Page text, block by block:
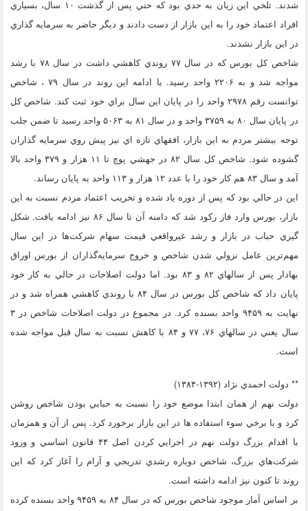
شدند. تلخي اين زيان به حدي بود كه حتي پس از گذشت ۱۰ سال، بسياري
افراد اعتماد خود را به اين بازار از دست دادند و ديگر حاضر به سرمايه گذاري
در اين بازار نشدند.
شاخص كل بورس كه در سال ۷۷ روندي كاهشي داشت در سال ۷۸ با رشد
مواجه شد و به ۲۲۰۶ واحد رسيد. با ادامه اين روند در سال ۷۹ ، شاخص
توانست رقم ۲۹۷۸ واحد را در پايان اين سال براي خود ثبت كند. شاخص كل
در پايان سال ۸۰ به ۳۷۵۹ واحد و در سال ۸۱ به ۵۰۶۳ واحد رسيد تا ضمن جلب
توجه بيشتر مردم به اين بازار، افقهاي تازه اي نيز پيش روي سرمايه گذاران
گشوده شود. شاخص كل سال ۸۲ در جهشي پوچ تا ۱۱ هزار و ۳۷۹ واحد بالا
آمد و سال ۸۳ هم كار خود را با عدد ۱۲ هزار و ۱۱۳ واحد به پايان رساند.
اين در حالي بود كه پس از دوره ياد شده و تخريب اعتماد مردم نسبت به اين
بازار، بورس وارد فاز ركود شد كه دامنه آن تا سال ۸۶ نيز ادامه يافت. شكل
گيري حباب در بازار و رشد غيرواقعي قيمت‌ سهام شركت‌ها در اين سال
مهم‌ترين عامل نزولي شدن شاخص و خروج سرمايه‌گذاران از بورس اوراق
بهادار پس از سالهاي ۸۲ و ۸۳ بود. اما دولت اصلاحات در حالي به كار خود
پايان داد كه شاخص كل بورس در سال ۸۴ با روندي كاهشي همراه شد و در
نهايت به ۹۴۵۹ واحد بسنده كرد. در مجموع در دولت اصلاحات شاخص در ۳
سال يعني در سالهاي ۷۶، ۷۷ و ۸۴ با كاهش نسبت به سال قبل مواجه شده
است.
** دولت احمدي نژاد (۱۳۹۲-۱۳۸۴)
دولت نهم از همان ابتدا موضع خود را نسبت به حبابي بودن شاخص روشن
كرد و با برخي سوء استفاده ها در اين بازار برخورد كرد. پس از آن و همزمان
با اقدام بزرگ دولت نهم در اجرايي كردن اصل ۴۴ قانون اساسي و ورود
شركت‌هاي بزرگ، شاخص دوباره رشدي تدريجي و آرام را آغاز كرد كه اين
روند تا كنون نيز ادامه داشته است.
بر اساس آمار موجود شاخص بورس كه در سال ۸۴ به ۹۴۵۹ واحد بسنده كرده